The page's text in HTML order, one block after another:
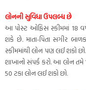
લોનની સુવિધા ઉપલબ્ધ છે
આ પોસ્ટ ઓફિસ સ્કીમમાં 18
શકે છે. માતા-પિતા સગીર
સ્કીમમાંથી લોન પણ લઈ શકો
શાખાનો સંપર્ક કરો. આ લોન તમે
50 ટકા લોન લઈ શકો છો.